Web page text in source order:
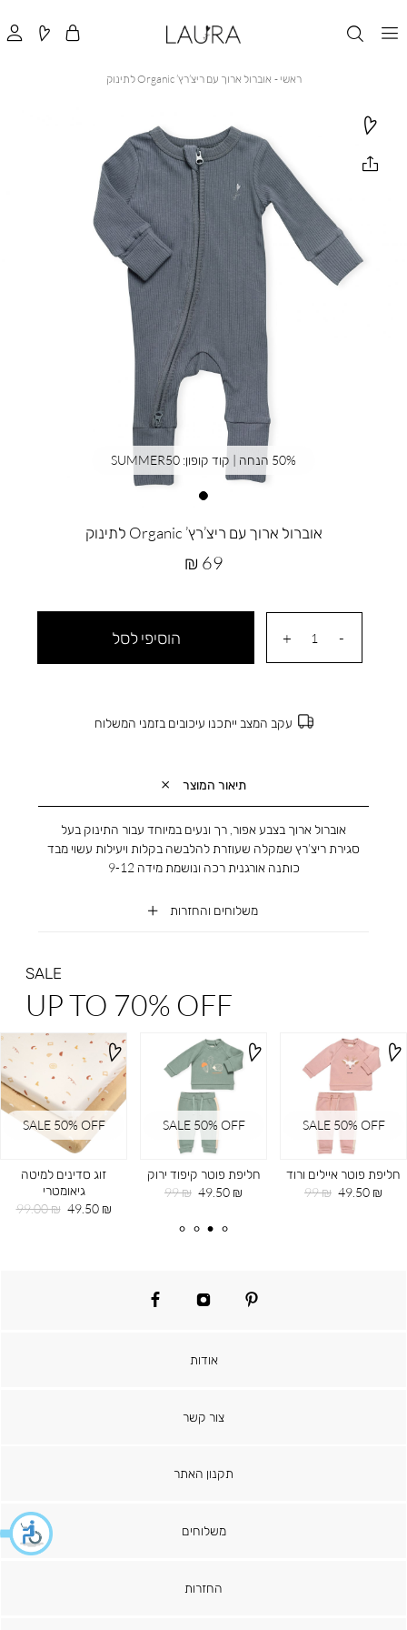
ראשי ראשי
אוברול ארוך עם ריצ’רץ’ Organic לתינוק
אוברול ארוך עם ריצ’רץ’ Organic לתינוק
מחיר
69 ₪
הוסיפי לסל
עקב המצב ייתכנו עיכובים בזמני המשלוח
תיאור המוצר
משלוחים והחזרות
אוברול ארוך בצבע אפור, רך ונעים במיוחד עבור התינוק בעל
סגירת ריצ’רץ שמקלה שעוזרת להלבשה בקלות ויעילות עשוי מבד
כותנה אורגנית רכה ונושמת מידה 9-12
50% הנחה | קוד קופון: SUMMER50
SALE
UP TO 70% OFF
SALE 50% OFF
זוג סדינים למיטה
גיאומטרי
מחיר
49.50 ₪
מחיר
99.00 ₪
SALE 50% OFF
חליפת פוטר קיפוד ירוק
מחיר
49.50 ₪
מחיר
99 ₪
SALE 50% OFF
חליפת פוטר איילים ורוד
מחיר
49.50 ₪
מחיר
99 ₪
pinterest
instagram
facebook
אודות
צור קשר
תקנון האתר
משלוחים
החזרות